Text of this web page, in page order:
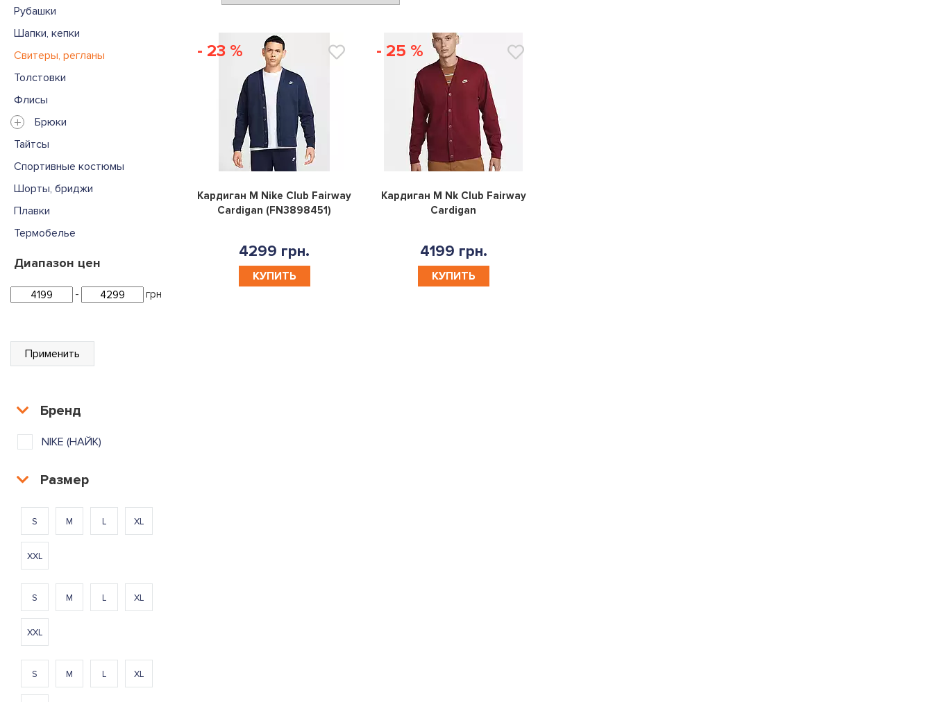
Рубашки
Шапки, кепки
Свитеры, регланы
Толстовки
Флисы
+
Брюки
Тайтсы
Спортивные костюмы
Шорты, бриджи
Плавки
Термобелье
Диапазон цен
- грн
Применить
Бренд
NIKE (НАЙК)
Размер
S M L XL
XXL
S M L XL
XXL
S M L XL
- 23 %
0
Кардиган M Nike Club Fairway
Cardigan (FN3898451)
4299 грн.
КУПИТЬ
- 25 %
0
Кардиган M Nk Club Fairway
Cardigan
4199 грн.
КУПИТЬ